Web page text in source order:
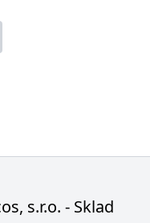
s.r.o. - Sklad